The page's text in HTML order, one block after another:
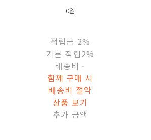
0원
적립금 2%
기본 적립2%
배송비 -
함께 구매 시
배송비 절약
상품 보기
추가 금액